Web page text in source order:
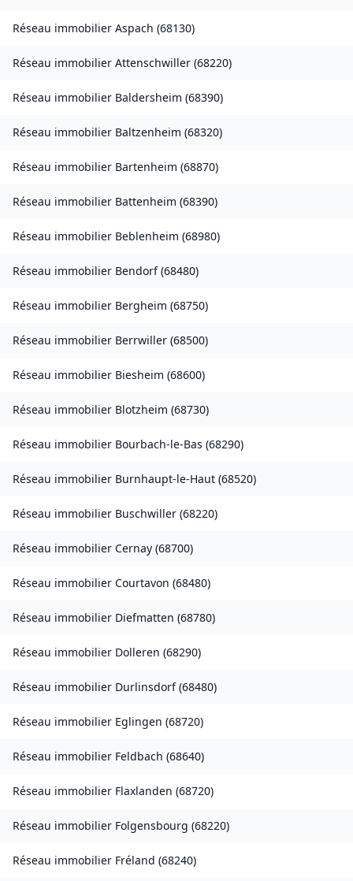
Réseau immobilier Aspach (68130)
Réseau immobilier Attenschwiller (68220)
Réseau immobilier Baldersheim (68390)
Réseau immobilier Baltzenheim (68320)
Réseau immobilier Bartenheim (68870)
Réseau immobilier Battenheim (68390)
Réseau immobilier Beblenheim (68980)
Réseau immobilier Bendorf(68480)
Réseau immobilier Bergheim (68750)
Réseau immobilier Berrwiller (68500)
Réseau immobilier Biesheim (68600)
Réseau immobilier Blotzheim (68730)
Réseau immobilier Bourbach-le-Bas (68290)
Réseau immobilier Burnhaupt-le-Haut (68520)
Réseau immobilier Buschwiller (68220)
Réseau immobilier Cernay (68700)
Réseau immobilier Courtavon (68480)
Réseau immobilier Diefmatten (68780)
Réseau immobilier Dolleren (68290)
Réseau immobilier Durlinsdorf(68480)
Réseau immobilier Eglingen (68720)
Réseau immobilier Feldbach (68640)
Réseau immobilier Flaxlanden (68720)
Réseau immobilier Folgensbourg (68220)
Réseau immobilier Fréland (68240)